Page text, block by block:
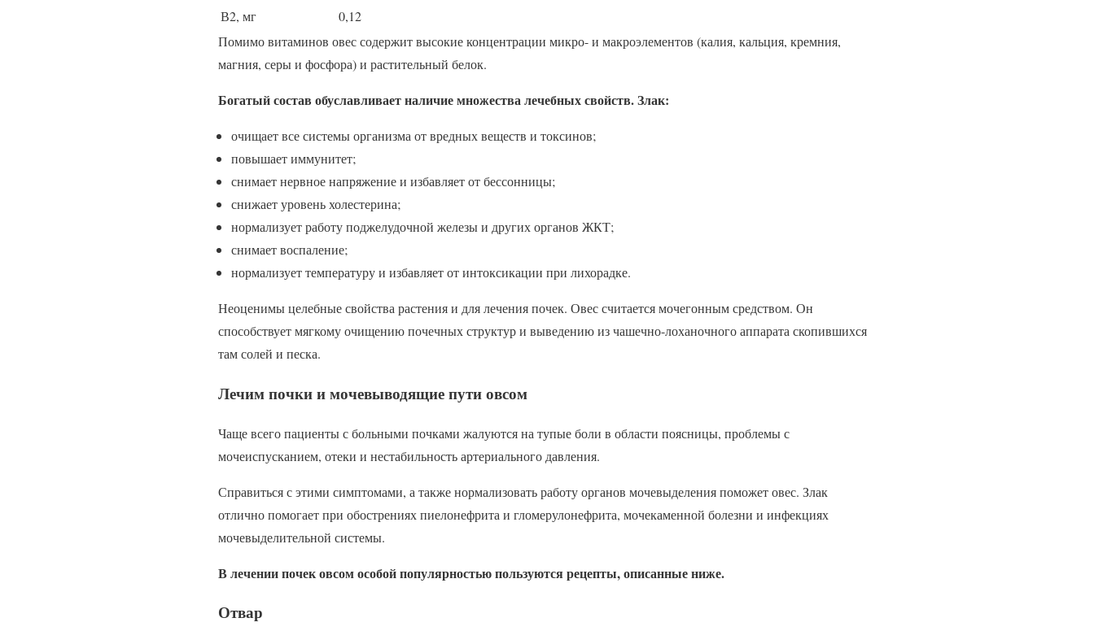
В2, мг
0,12
Помимо витаминов овес содержит высокие концентрации микро- и макроэлементов (калия, кальция, кремния,
магния, серы и фосфора) и растительный белок.
Богатый состав обуславливает наличие множества лечебных свойств. Злак:
очищает все системы организма от вредных веществ и токсинов;
повышает иммунитет;
снимает нервное напряжение и избавляет от бессонницы;
снижает уровень холестерина;
нормализует работу поджелудочной железы и других органов ЖКТ;
снимает воспаление;
нормализует температуру и избавляет от интоксикации при лихорадке.
Неоценимы целебные свойства растения и для лечения почек. Овес считается мочегонным средством. Он
способствует мягкому очищению почечных структур и выведению из чашечно-лоханочного аппарата скопившихся
там солей и песка.
Лечим почки и мочевыводящие пути овсом
Чаще всего пациенты с больными почками жалуются на тупые боли в области поясницы, проблемы с
мочеиспусканием, отеки и нестабильность артериального давления.
Справиться с этими симптомами, а также нормализовать работу органов мочевыделения поможет овес. Злак
отлично помогает при обострениях пиелонефрита и гломерулонефрита, мочекаменной болезни и инфекциях
мочевыделительной системы.
В лечении почек овсом особой популярностью пользуются рецепты, описанные ниже.
Отвар